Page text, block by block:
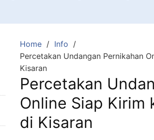
Home
Info
Percetakan Undangan Pernikahan
Kisaran
Percetakan
Online Siap Kirim
di Kisaran